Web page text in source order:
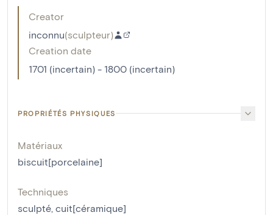
Creator
inconnu(sculpteur)
Creation date
1701 (incertain) - 1800 (incertain)
PROPRIÉTÉS PHYSIQUES
Matériaux
biscuit[porcelaine]
Techniques
sculpté cuit[céramique]